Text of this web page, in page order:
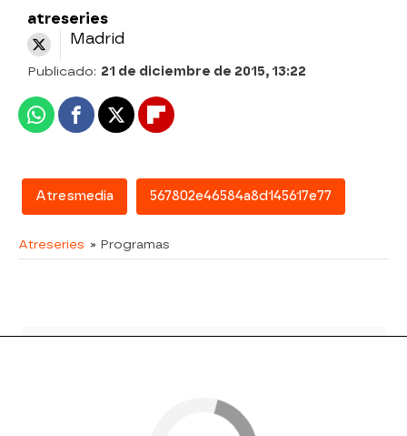
atreseries
Madrid
Publicado: 21 de diciembre de 2015, 13:22
WhatsappFacebook
X Flipboard
Atresmedia 567802e46584a8d145617e77
Atreseries » Programas